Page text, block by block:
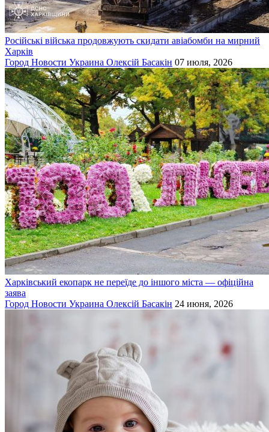
Російські війська продовжують скидати авіабомби на мирний
Харків
Город Новости Украина Олексій Басакін 07 июля, 2026
Харківський екопарк не переїде до іншого міста — офіційна
заява
Город Новости Украина Олексій Басакін 24 июня, 2026